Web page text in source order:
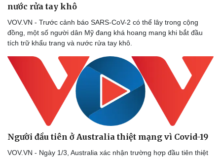
nước rửa tay khô
VOV.VN - Trước cảnh báo SARS-CoV-2 có thể lây trong cộng
đồng, một số người dân Mỹ đang khá hoang mang khi bắt đầu
tích trữ khẩu trang và nước rửa tay khô.
Người đầu tiên ở Australia thiệt mạng vì Covid-19
VOV.VN - Ngày 1/3, Australia xác nhận trường hợp đầu tiên thiệt